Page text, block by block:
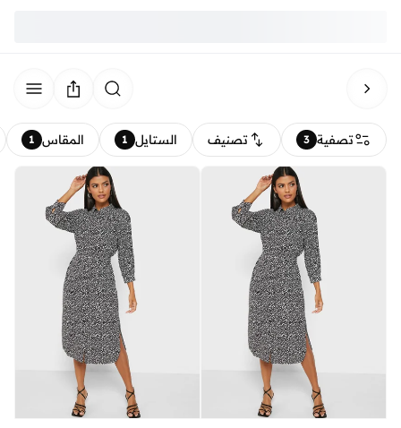
تصفية 3 تصنيف الستايل 1 المقاس 1